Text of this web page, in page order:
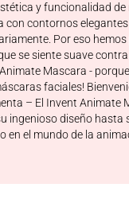
y funcionalidad
contornos
Por eso
se siente suave
Mascara -
faciales!
– El Invent
diseño
el mundo de la